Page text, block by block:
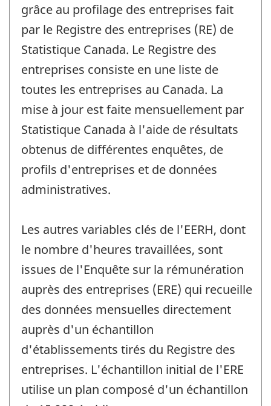
grâce au profilage des entreprises fait
par le Registre des entreprises (RE) de
Statistique Canada. Le Registre des
entreprises consiste en une liste de
toutes les entreprises au Canada. La
mise à jour est faite mensuellement par
Statistique Canada à l'aide de résultats
obtenus de différentes enquêtes, de
profils d'entreprises et de données
administratives.
Les autres variables clés de l'EERH, dont
le nombre d'heures travaillées, sont
issues de l'Enquête sur la rémunération
auprès des entreprises (ERE) qui recueille
des données mensuelles directement
auprès d'un échantillon
d'établissements tirés du Registre des
entreprises. L'échantillon initial de l'ERE
utilise un plan composé d'un échantillon